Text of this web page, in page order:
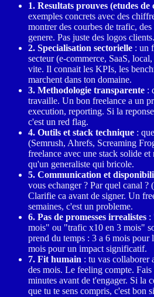
1. Resultats prouves (etudes de
exemples concrets avec des
montrer des courbes de trafic,
genere. Pas juste des logos clients.
2. Specialisation sectorielle : un
secteur (e-commerce, SaaS,
vite. Il connait les KPIs, les
marchent dans ton domaine.
3. Methodologie transparente :
travaille. Un bon freelance a un
execution, reporting. Si la
c'est un red flag.
4. Outils et stack technique :
(Semrush, Ahrefs, Screaming
freelance avec une stack solide
qu'un generaliste qui bricole.
5. Communication et
vous echanger ? Par quel canal
Clarifie ca avant de signer. Un
semaines, c'est un probleme.
6. Pas de promesses irrealistes :
mois" ou "trafic x10 en 3 mois"
prend du temps : 3 a 6 mois pour
mois pour un impact significatif.
7. Fit humain : tu vas collaborer
des mois. Le feeling compte.
minutes avant de t'engager. Si la
que tu te sens compris, c'est bon